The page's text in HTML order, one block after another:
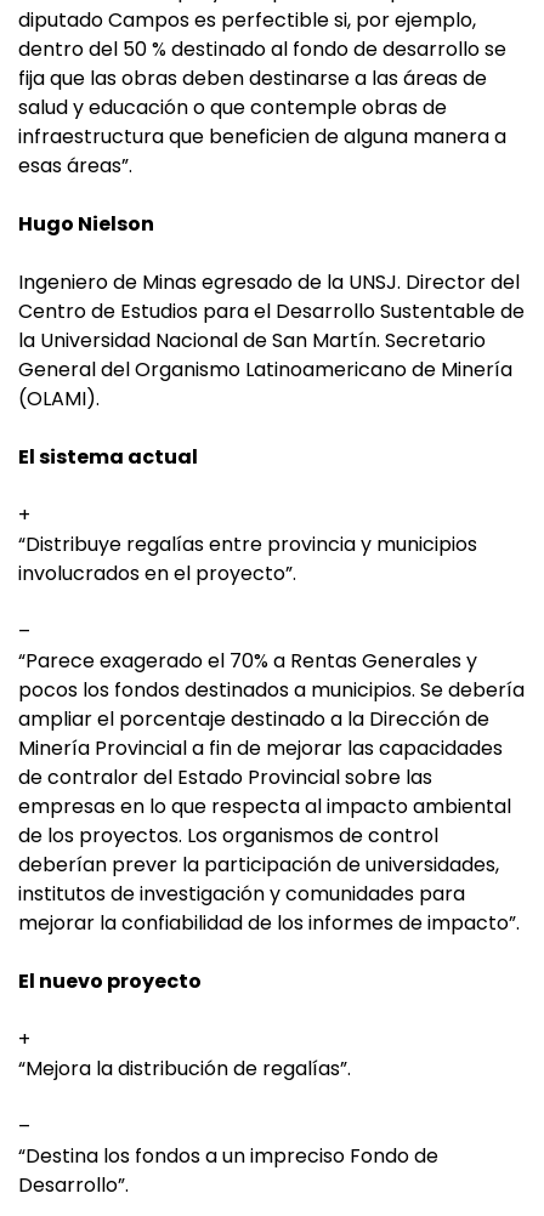
diputado Campos es perfectible si, por ejemplo,
dentro del 50 % destinado al fondo de desarrollo se
fija que las obras deben destinarse a las áreas de
salud y educación o que contemple obras de
infraestructura que beneficien de alguna manera a
esas áreas”.
Hugo Nielson
Ingeniero de Minas egresado de la UNSJ. Director del
Centro de Estudios para el Desarrollo Sustentable de
la Universidad Nacional de San Martín. Secretario
General del Organismo Latinoamericano de Minería
(OLAMI).
El sistema actual
+
“Distribuye regalías entre provincia y municipios
involucrados en el proyecto”.
–
“Parece exagerado el 70% a Rentas Generales y
pocos los fondos destinados a municipios. Se debería
ampliar el porcentaje destinado a la Dirección de
Minería Provincial a fin de mejorar las capacidades
de contralor del Estado Provincial sobre las
empresas en lo que respecta al impacto ambiental
de los proyectos. Los organismos de control
deberían prever la participación de universidades,
institutos de investigación y comunidades para
mejorar la confiabilidad de los informes de impacto”.
El nuevo proyecto
+
“Mejora la distribución de regalías”.
–
“Destina los fondos a un impreciso Fondo de
Desarrollo”.